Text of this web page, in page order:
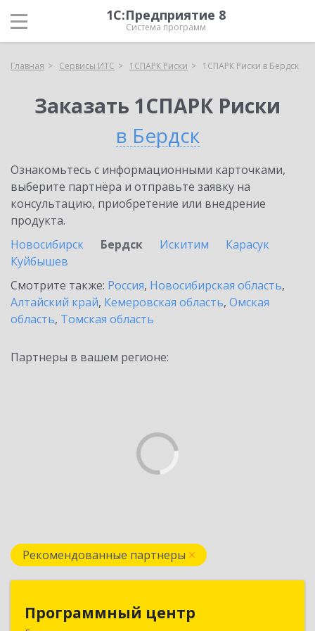
1С:Предприятие 8
Система программ
Главная Сервисы ИТС 1СПАРК Риски 1СПАРК Риски в Бердск
Заказать 1СПАРК Риски
в Бердск
Ознакомьтесь с информационными карточками,
выберите партнёра и отправьте заявку на
консультацию, приобретение или внедрение
продукта.
Новосибирск
Бердск Искитим
Карасук
Куйбышев
Смотрите также: Россия, Новосибирская область,
Алтайский край, Кемеровская область, Омская
область, Томская область
Партнеры в вашем регионе:
Рекомендованные партнеры
Программный центр
Программный центр